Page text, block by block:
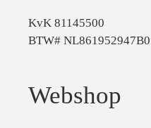
KvK 81145500
BTW#
Webshop